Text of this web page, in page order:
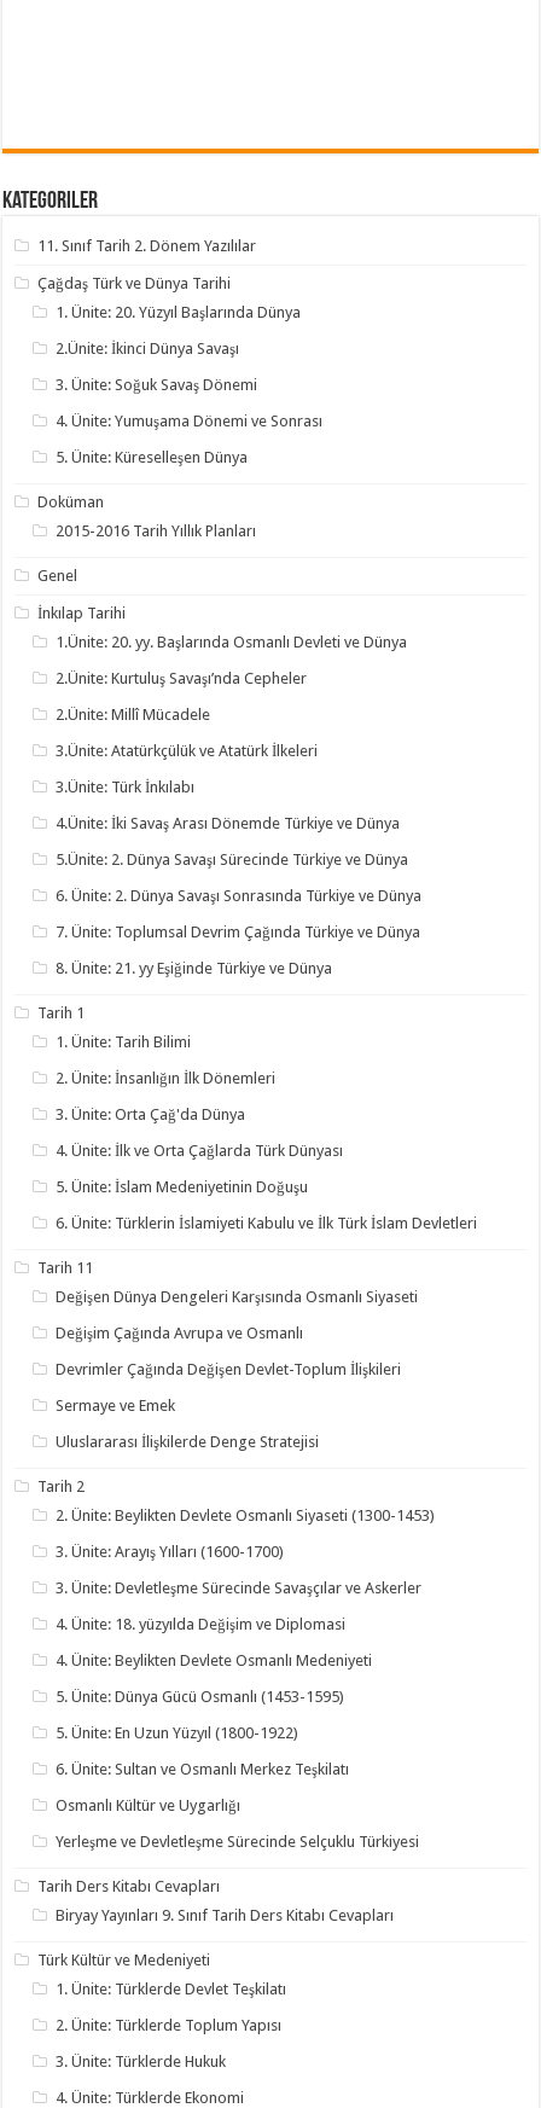
Kategoriler
11. Sınıf Tarih 2. Dönem Yazılılar
Çağdaş Türk ve Dünya Tarihi
1. Ünite: 20. Yüzyıl Başlarında Dünya
2.Ünite: İkinci Dünya Savaşı
3. Ünite: Soğuk Savaş Dönemi
4. Ünite: Yumuşama Dönemi ve Sonrası
5. Ünite: Küreselleşen Dünya
Doküman
2015-2016 Tarih Yıllık Planları
Genel
İnkılap Tarihi
1.Ünite: 20. yy. Başlarında Osmanlı Devleti ve Dünya
2.Ünite: Kurtuluş Savaşı’nda Cepheler
2.Ünite: Millî Mücadele
3.Ünite: Atatürkçülük ve Atatürk İlkeleri
3.Ünite: Türk İnkılabı
4.Ünite: İki Savaş Arası Dönemde Türkiye ve Dünya
5.Ünite: 2. Dünya Savaşı Sürecinde Türkiye ve Dünya
6. Ünite: 2. Dünya Savaşı Sonrasında Türkiye ve Dünya
7. Ünite: Toplumsal Devrim Çağında Türkiye ve Dünya
8. Ünite: 21. yy Eşiğinde Türkiye ve Dünya
Tarih 1
1. Ünite: Tarih Bilimi
2. Ünite: İnsanlığın İlk Dönemleri
3. Ünite: Orta Çağ'da Dünya
4. Ünite: İlk ve Orta Çağlarda Türk Dünyası
5. Ünite: İslam Medeniyetinin Doğuşu
6. Ünite: Türklerin İslamiyeti Kabulu ve İlk Türk İslam Devletleri
Tarih 11
Değişen Dünya Dengeleri Karşısında Osmanlı Siyaseti
Değişim Çağında Avrupa ve Osmanlı
Devrimler Çağında Değişen Devlet-Toplum İlişkileri
Sermaye ve Emek
Uluslararası İlişkilerde Denge Stratejisi
Tarih 2
2. Ünite: Beylikten Devlete Osmanlı Siyaseti (1300-1453)
3. Ünite: Arayış Yılları (1600-1700)
3. Ünite: Devletleşme Sürecinde Savaşçılar ve Askerler
4. Ünite: 18. yüzyılda Değişim ve Diplomasi
4. Ünite: Beylikten Devlete Osmanlı Medeniyeti
5. Ünite: Dünya Gücü Osmanlı (1453-1595)
5. Ünite: En Uzun Yüzyıl (1800-1922)
6. Ünite: Sultan ve Osmanlı Merkez Teşkilatı
Osmanlı Kültür ve Uygarlığı
Yerleşme ve Devletleşme Sürecinde Selçuklu Türkiyesi
Tarih Ders Kitabı Cevapları
Biryay Yayınları 9. Sınıf Tarih Ders Kitabı Cevapları
Türk Kültür ve Medeniyeti
1. Ünite: Türklerde Devlet Teşkilatı
2. Ünite: Türklerde Toplum Yapısı
3. Ünite: Türklerde Hukuk
4. Ünite: Türklerde Ekonomi